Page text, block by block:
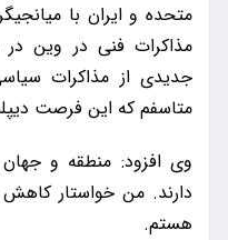
متحده و ایران با
مذاکرات فنی در وین در
جدیدی از مذاکرات
متاسفم که این فرصت
وی افزود: منطقه و
دارند. من خواستار
هستم.